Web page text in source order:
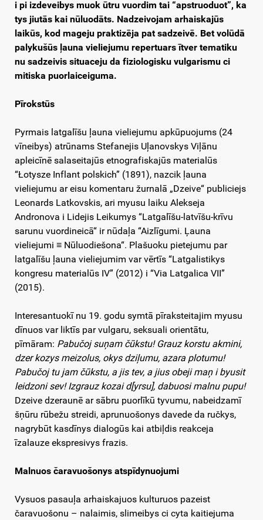
i pi izdeveibys muok ūtru vuordim tai “apstruoduot”, ka
tys jiutās kai nūluodāts. Nadzeivojam arhaiskajūs
laikūs, kod mageju praktizēja pat sadzeivē. Bet volūdā
palykušūs ļauna vieliejumu repertuars ītver tematiku
nu sadzeivis situaceju da fiziologisku vulgarismu ci
mitiska puorlaiceiguma.
Pīrokstūs
Pyrmais latgalīšu ļauna vieliejumu apkūpuojums (24
vīneibys) atrūnams Stefanejis Uļanovskys Viļānu
apleicīnē salaseitajūs etnografiskajūs materialūs
“Łotysze Inflant polskich” (1891), nazcik ļauna
vieliejumu ar eisu komentaru žurnalā „Dzeive“ publiciejs
Leonards Latkovskis, ari myusu laiku Alekseja
Andronova i Lidejis Leikumys “Latgalīšu-latvīšu-krīvu
sarunu vuordineicā“ ir nūdaļa “Aizlīgumi. Ļauna
vieliejumi ≡ Nūluodiešona“. Plašuoku pietejumu par
latgalīšu ļauna vieliejumim var vērtīs “Latgalistikys
kongresu materialūs IV” (2012) i “Via Latgalica VII”
(2015).
Interesantuokī nu 19. godu symtā pīraksteitajim myusu
dīnuos var liktīs par vulgaru, seksuali orientātu,
pīmāram: Pabučoj suņam čūkstu! Grauz korstu akmini,
dzer kozys meizolus, okys dziļumu, azara plotumu!
Pabučoj tu jam čūkstu, a jis tev, a jius obeji maņ i byusit
leidzoni sev! Izgrauz kozai d[yrsu], dabuosi malnu pupu!
Dzeive dzeraunē ar sābru puorlīkū tyvumu, nabeidzamī
šņūru rūbežu streidi, aprunuošonys davede da ručkys,
nagrybūt kasdīnys dialogūs kai atbiļdis reakceja
īzalauze ekspresivys frazis.
Malnuos čaravuošonys atspīdynuojumi
Vysuos pasauļa arhaiskajuos kulturuos pazeist
čaravuošonu – nalaimis, slimeibys ci cyta kaitiejuma